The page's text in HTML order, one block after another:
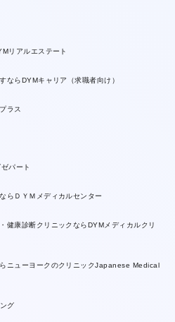
リアルエステート
ならDYMキャリア（求職者向け）
ラス
パート
らＤＹＭメディカルセンター
健康診断クリニックならDYMメディカルクリ
ニューヨークのクリニックJapanese Medical
グ